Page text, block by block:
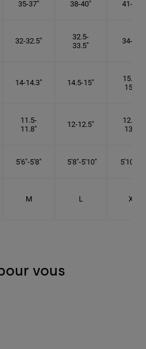
35-37" 38-40" 41-43"
32-32.5"
32.5-
33.5"
34-35"
14-14.3" 14.5-15"
15.25-
15.5"
11.5-
11.8"
12-12.5"
12.75-
13.3"
5'6"-5'8" 5'8"-5'10" 5'10"- 6'
M L XL
vous